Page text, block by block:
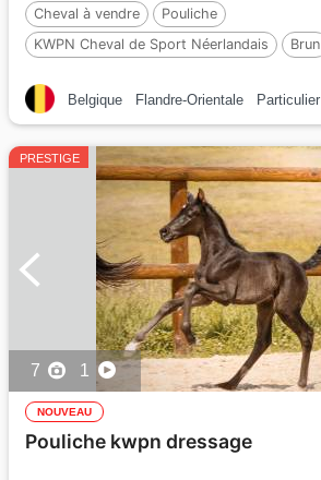
Cheval à vendre
Pouliche
KWPN Cheval de Sport Néerlandais
Brun
Belgique
Flandre-Orientale Particulier
PRESTIGE
7 1
NOUVEAU
Pouliche kwpn dressage